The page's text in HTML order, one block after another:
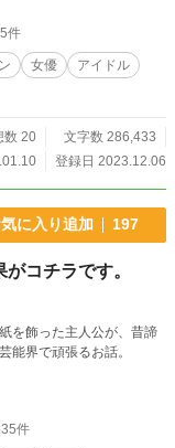
件
女優
アイドル
数 20
文字数 286,433
登録日 2023.12.06
に入り追加 197
コチラです。
を飾った主人公が、昔諦
能界で頑張るお話。
件